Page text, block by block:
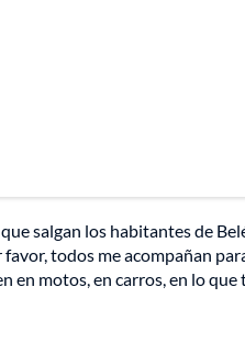
salgan los habitantes de
favor, todos me acompañan
motos, en carros, en lo que